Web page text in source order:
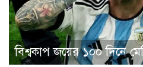
বিশ্বকাপ জয়ের ১০০ দিনে